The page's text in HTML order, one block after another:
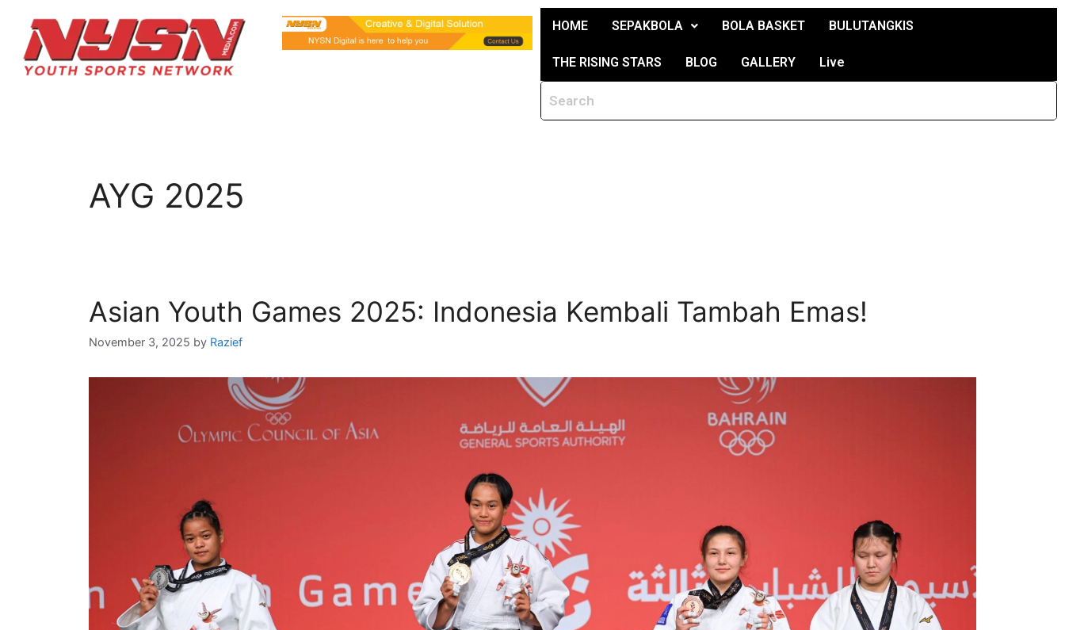
HOME SEPAKBOLA BOLA BASKET BULUTANGKIS
THE RISING STARS BLOG GALLERY Live
AYG 2025
Asian Youth Games 2025: Indonesia Kembali Tambah Emas!
November 3, 2025 by Razief